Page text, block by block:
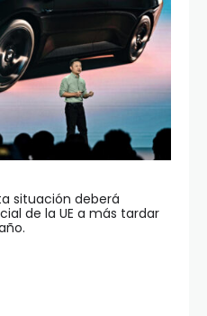
situación deberá
de la UE a más tardar